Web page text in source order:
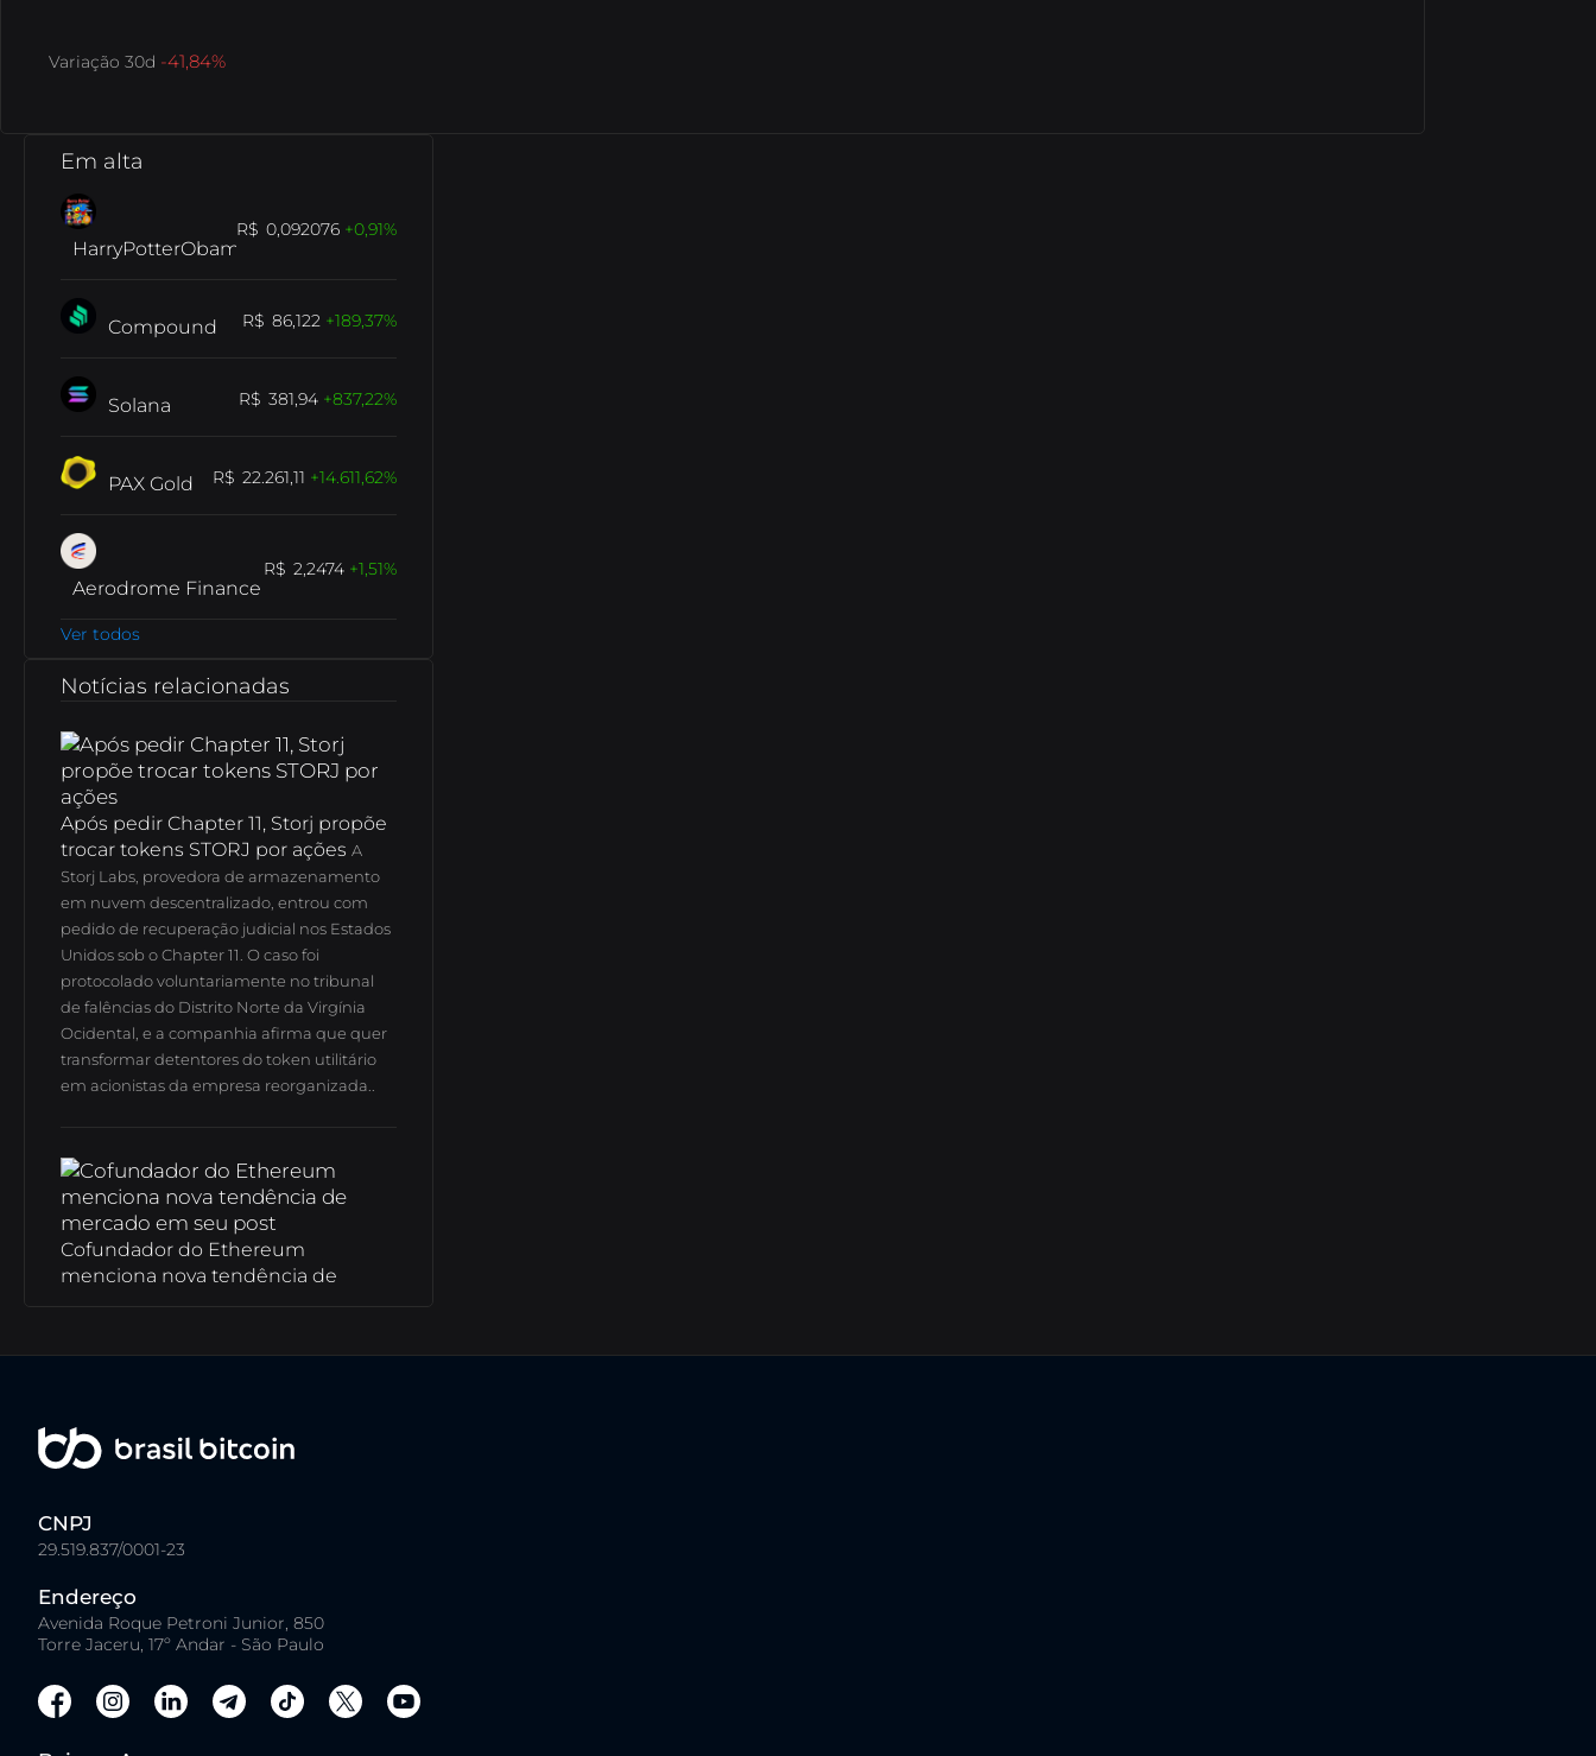
Variação 30d -41,84%
Em alta
HarryPotterObamaSonic10Inu
0,092076 0,91
Compound 86,122 189,37
Solana 381,94 837,22
PAX Gold 22.261,11 14.611,62
Aerodrome Finance
2,2474 1,51
Ver todos
Notícias relacionadas
Após pedir Chapter 11, Storj propõe
trocar tokens STORJ por ações A
Storj Labs, provedora de armazenamento
em nuvem descentralizado, entrou com
pedido de recuperação judicial nos Estados
Unidos sob o Chapter 11. O caso foi
protocolado voluntariamente no tribunal
de falências do Distrito Norte da Virgínia
Ocidental, e a companhia afirma que quer
transformar detentores do token utilitário
em acionistas da empresa reorganizada..
Cofundador do Ethereum
menciona nova tendência de
dos projetos DePIN em um post no
e quais teriam maior chance de sucesso.
Analista indica 4 criptomoedas
para comprar nesta ultima semana
do ano
A analista da Ekta Mourya, ao
observar o sentimento dos traders em
relação a certas altcoins, identificou quatro
CNPJ
29.519.837/0001-23
Endereço
Avenida Roque Petroni Junior, 850
Torre Jaceru, 17º Andar - São Paulo